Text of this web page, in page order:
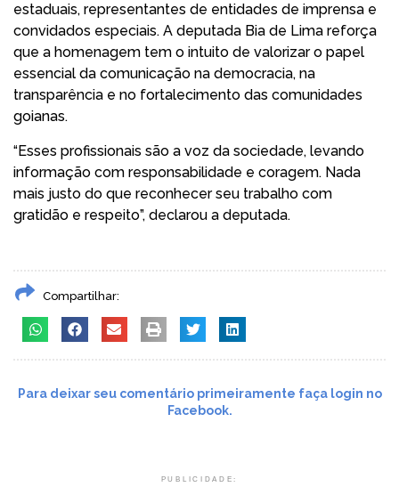
estaduais, representantes de entidades de imprensa e
convidados especiais. A deputada Bia de Lima reforça
que a homenagem tem o intuito de valorizar o papel
essencial da comunicação na democracia, na
transparência e no fortalecimento das comunidades
goianas.
“Esses profissionais são a voz da sociedade, levando
informação com responsabilidade e coragem. Nada
mais justo do que reconhecer seu trabalho com
gratidão e respeito”, declarou a deputada.
Compartilhar:
Para deixar seu comentário primeiramente faça login no
Facebook.
PUBLICIDADE: